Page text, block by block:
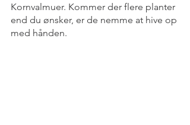
Kornvalmuer. Kommer der flere planter
end du ønsker, er de nemme at hive op
med hånden.